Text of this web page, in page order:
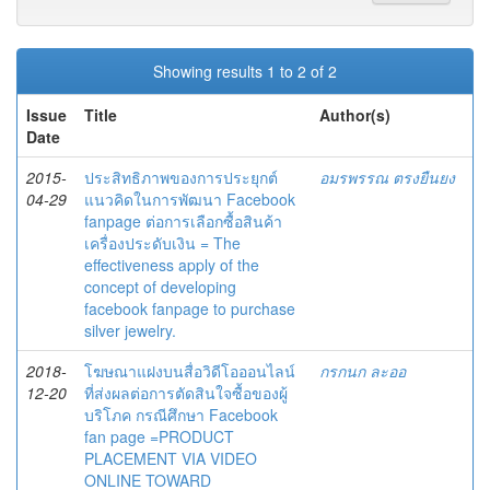
Showing results 1 to 2 of 2
Issue
Date
Title Author(s)
2015-
04-29
ประสิทธิภาพของการประยุกต์
แนวคิดในการพัฒนา Facebook
fanpage ต่อการเลือกซื้อสินค้า
เครื่องประดับเงิน = The
effectiveness apply of the
concept of developing
facebook fanpage to purchase
silver jewelry.
อมรพรรณ ตรงยืนยง
2018-
12-20
โฆษณาแฝงบนสื่อวิดีโอออนไลน์
ที่ส่งผลต่อการตัดสินใจซื้อของผู้
บริโภค กรณีศึกษา Facebook
fan page =PRODUCT
PLACEMENT VIA VIDEO
ONLINE TOWARD
กรกนก ละออ